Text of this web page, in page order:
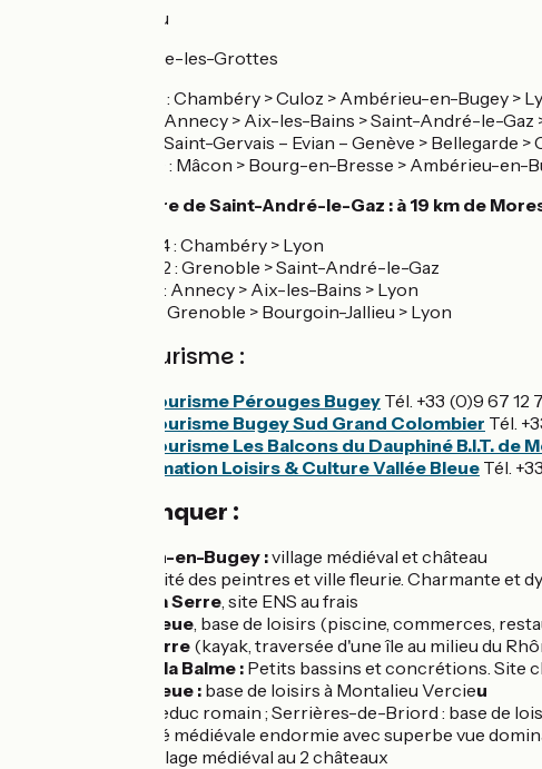
A 11 km de Lagnieu
A 15 km de la Balme-les-Grottes
TER ligne 35 : Chambéry > Culoz > Ambérieu-en-Bugey >
TER ligne 4 : Annecy > Aix-les-Bains > Saint-André-le-
TER ligne 3 : Saint-Gervais – Evian – Genève >
TER ligne 30 : Mâcon > Bourg-en-Bresse > Ambérieu-en-
De Morestel : gare de Saint-André-le-Gaz : à 19 km de
TER Ligne 54 : Chambéry > Lyon
TER Ligne 62 : Grenoble > Saint-André-le-Gaz
TER Ligne 4 : Annecy > Aix-les-Bains > Lyon
TER Ligne 1 : Grenoble > Bourgoin-Jallieu > Lyon
Offices de tourisme :
Office de tourisme Pérouges Bugey Tél. +33 (0)9 67 12
Office de tourisme Bugey Sud Grand Colombier Tél.
Office de tourisme Les Balcons du Dauphiné B.I.T. de
Point Information Loisirs & Culture Vallée Bleue Tél.
A ne pas manquer :
Saint-Sorlin-en-Bugey :village médiéval et château
cité des peintres et ville fleurie. Charmante et
Etangs de la Serre, site ENS au frais
La Vallée Bleue, base de loisirs (piscine, commerces,
Isle de la Serre (kayak, traversée d'une île au milieu du
Grottes de la Balme : Petits bassins et concrétions. Site
La Vallée Bleue : base de loisirs à Montalieu Vercieu
aqueduc romain ; Serrières-de-Briord : base de
cité médiévale endormie avec superbe vue
village médiéval au 2 châteaux